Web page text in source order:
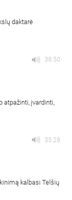
daktarė
38:50
atpažinti, įvardinti,
35:28
kalbasi Telšių